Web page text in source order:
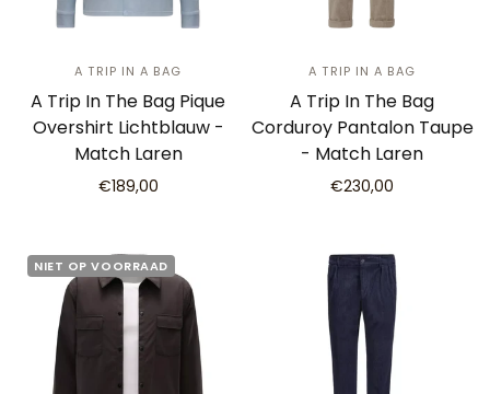
A TRIP IN A BAG
A Trip In The Bag Pique
Overshirt Lichtblauw -
Match Laren
€189,00
A TRIP IN A BAG
A Trip In The Bag
Corduroy Pantalon Taupe
- Match Laren
€230,00
NIET OP VOORRAAD